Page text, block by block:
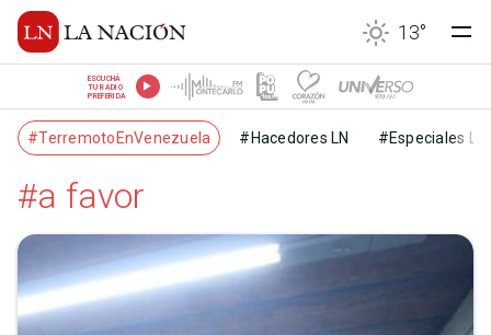
13°
ESCUCHÁ
TU RADIO
PREFERIDA
#TerremotoEnVenezuela #Hacedores LN #Especiales LN
#a favor